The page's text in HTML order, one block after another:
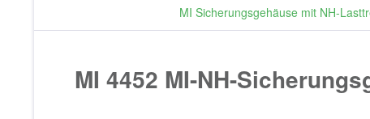
MI Sicherungsgehäuse mit NH-
MI 4452 MI-NH-